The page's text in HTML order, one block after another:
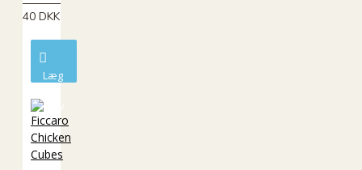
40 DKK
Læg
kurv